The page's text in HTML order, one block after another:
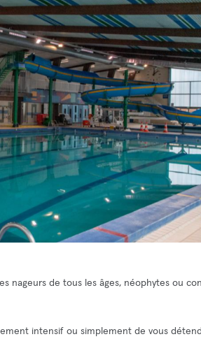
nageurs de tous les âges, néophytes ou
intensif ou simplement de vous